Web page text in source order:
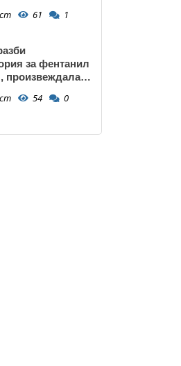
61 1
за фентанил
произвеждала
54 0